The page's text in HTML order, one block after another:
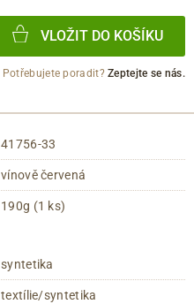
VLOŽIT DO KOŠÍKU
Potřebujete poradit?Zeptejte se nás.
41756-33
vínově červená
190g (1 ks)
syntetika
textílie/syntetika